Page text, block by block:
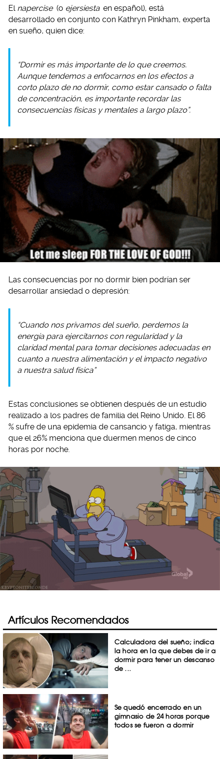
El napercise (o ejersiesta en español), está
desarrollado en conjunto con Kathryn Pinkham, experta
en sueño, quien dice:
“Dormir es más importante de lo que creemos.
Aunque tendemos a enfocarnos en los efectos a
corto plazo de no dormir, como estar cansado o falta
de concentración, es importante recordar las
consecuencias físicas y mentales a largo plazo”.
Las consecuencias por no dormir bien podrían ser
desarrollar ansiedad o depresión:
“Cuando nos privamos del sueño, perdemos la
energía para ejercitarnos con regularidad y la
claridad mental para tomar decisiones adecuadas en
cuanto a nuestra alimentación y el impacto negativo
a nuestra salud física”
Estas conclusiones se obtienen después de un estudio
realizado a los padres de familia del Reino Unido. El 86
% sufre de una epidemia de cansancio y fatiga, mientras
que el 26% menciona que duermen menos de cinco
horas por noche.
Artículos Recomendados
Calculadora del sueño; indica
la hora en la que debes de ir a
dormir para tener un descanso
de ...
Se quedó encerrado en un
gimnasio de 24 horas porque
todos se fueron a dormir